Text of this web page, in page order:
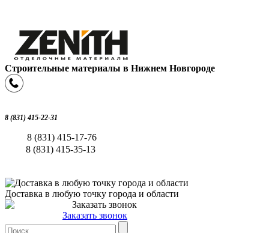
Строительные материалы в Нижнем Новгороде
8 (831) 415-22-31
8 (831) 415-17-76
8 (831) 415-35-13
Доставка в любую точку города и области
Заказать звонок